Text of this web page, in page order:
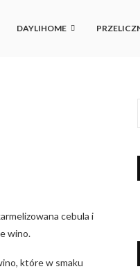
DAYLIHOME
cebula i
wino.
które w smaku